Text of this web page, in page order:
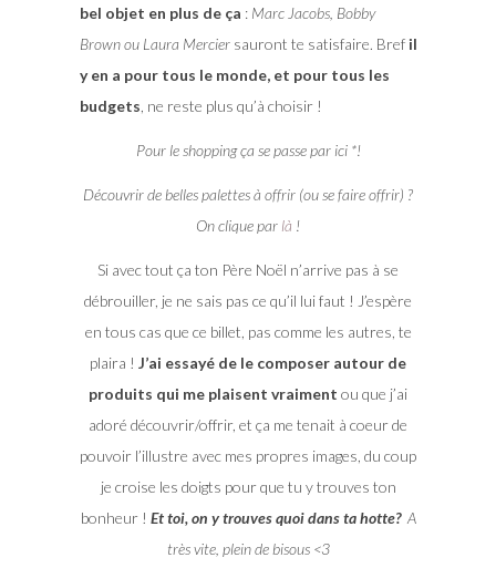
bel objet en plus de ça : Marc Jacobs, Bobby
Brown ou Laura Merciersauront te satisfaire. Bref il
y en a pour tous le monde, et pour tous les
budgets , ne reste plus qu’à choisir !
Pour le shopping ça se passe par ici *!
Découvrir de belles palettes à offrir (ou se faire offrir) ?
On clique par là !
Si avec tout ça ton Père Noël n’arrive pas à se
débrouiller, je ne sais pas ce qu’il lui faut ! J’espère
en tous cas que ce billet, pas comme les autres, te
plaira ! J’ai essayé de le composer autour de
produits qui me plaisent vraiment ou que j’ai
adoré découvrir/offrir, et ça me tenait à coeur de
pouvoir l’illustre avec mes propres images, du coup
je croise les doigts pour que tu y trouves ton
bonheur ! Et toi, on y trouves quoi dans ta hotte? A
très vite, plein de bisous <3